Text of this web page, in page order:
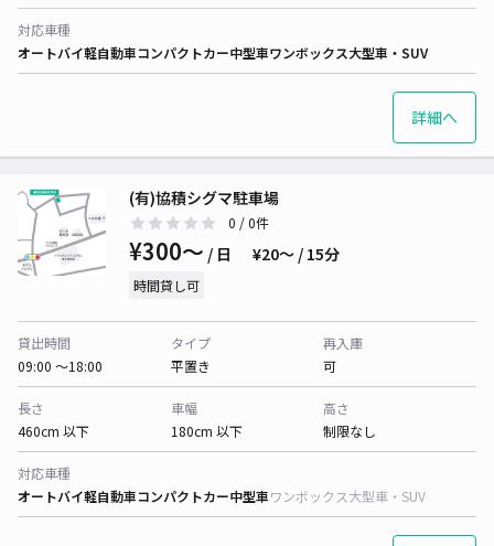
対応車種
オートバイ軽自動車コンパクトカー中型車ワンボックス大型車・SUV
詳細へ
(有)協積シグマ駐車場
0 / 0件
¥300〜 / 日 ¥20〜 / 15分
時間貸し可
貸出時間
09:00 〜18:00
タイプ
平置き
再入庫
可
長さ
460cm 以下
車幅
180cm 以下
高さ
制限なし
対応車種
オートバイ軽自動車コンパクトカー中型車ワンボックス大型車・SUV